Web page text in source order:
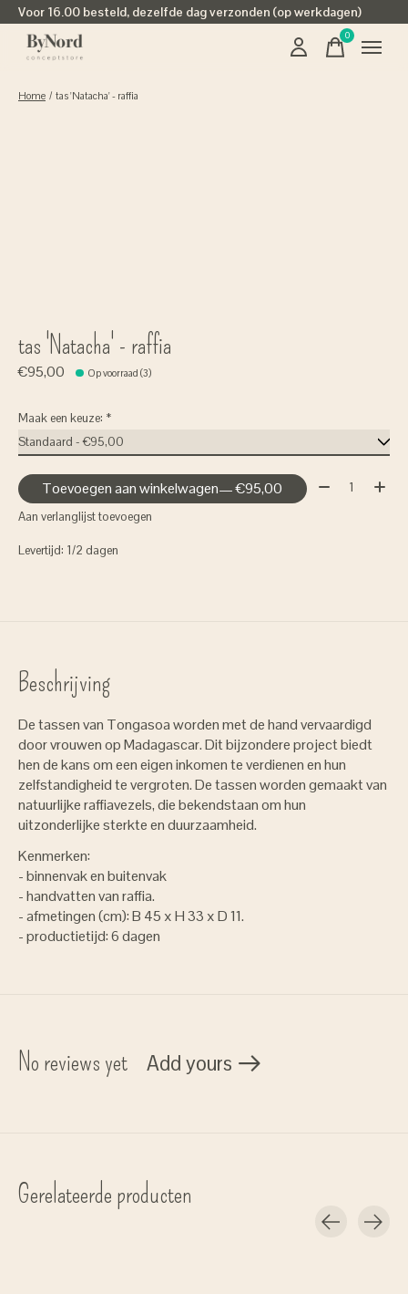
Voor 16.00 besteld, dezelfde dag verzonden (op werkdagen)
0items
Home / tas 'Natacha' - raffia
tas 'Natacha' - raffia
€95,00 Op voorraad (3)
Maak een keuze: *
Toevoegen aan winkelwagen — €95,00 Aantal:
Aan verlanglijst toevoegen
Levertijd: 1/2 dagen
Beschrijving
De tassen van Tongasoa worden met de hand vervaardigd
door vrouwen op Madagascar. Dit bijzondere project biedt
hen de kans om een eigen inkomen te verdienen en hun
zelfstandigheid te vergroten. De tassen worden gemaakt van
natuurlijke raffiavezels, die bekendstaan om hun
uitzonderlijke sterkte en duurzaamheid.
Kenmerken:
- binnenvak en buitenvak
- handvatten van raffia.
- afmetingen (cm): B 45 x H 33 x D 11.
- productietijd: 6 dagen
No reviews yet Add yours
Gerelateerde producten